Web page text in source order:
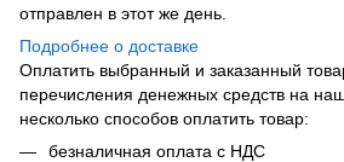
отправлен в этот же день.
Подробнее о доставке
Оплатить выбранный и заказанный
перечисления денежных средств на
несколько способов оплатить товар:
безналичная оплата с НДС